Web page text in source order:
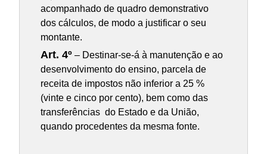
acompanhado de quadro demonstrativo
dos cálculos, de modo a justificar o seu
montante.
Art. 4º – Destinar-se-á à manutenção e ao
desenvolvimento do ensino, parcela de
receita de impostos não inferior a 25 %
(vinte e cinco por cento), bem como das
transferências do Estado e da União,
quando procedentes da mesma fonte.